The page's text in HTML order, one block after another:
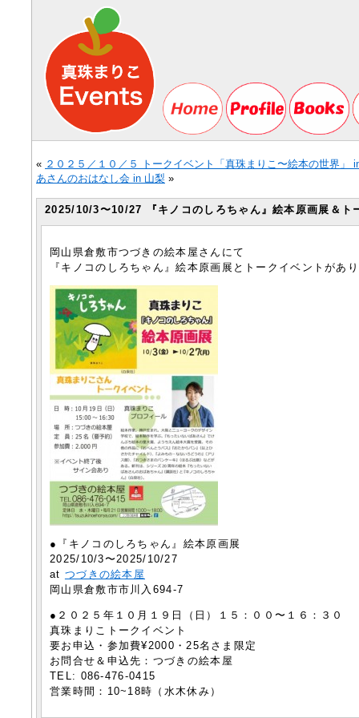
« ２０２５／１０／５ トークイベント「真珠まりこ〜絵本の世界」
あさんのおはなし会 in 山梨 »
2025/10/3〜10/27 『キノコのしろちゃん』絵本原画展＆
岡山県倉敷市つづきの絵本屋さんにて
『キノコのしろちゃん』絵本原画展とトークイベントがあ
●『キノコのしろちゃん』絵本原画展
2025/10/3〜2025/10/27
at つづきの絵本屋
岡山県倉敷市市川入694-7
●２０２５年１０月１９日（日）１５：００〜１６：３０
真珠まりこトークイベント
要お申込・参加費¥2000・25名さま限定
お問合せ＆申込先：つづきの絵本屋
TEL: 086-476-0415
営業時間：10~18時（水木休み）